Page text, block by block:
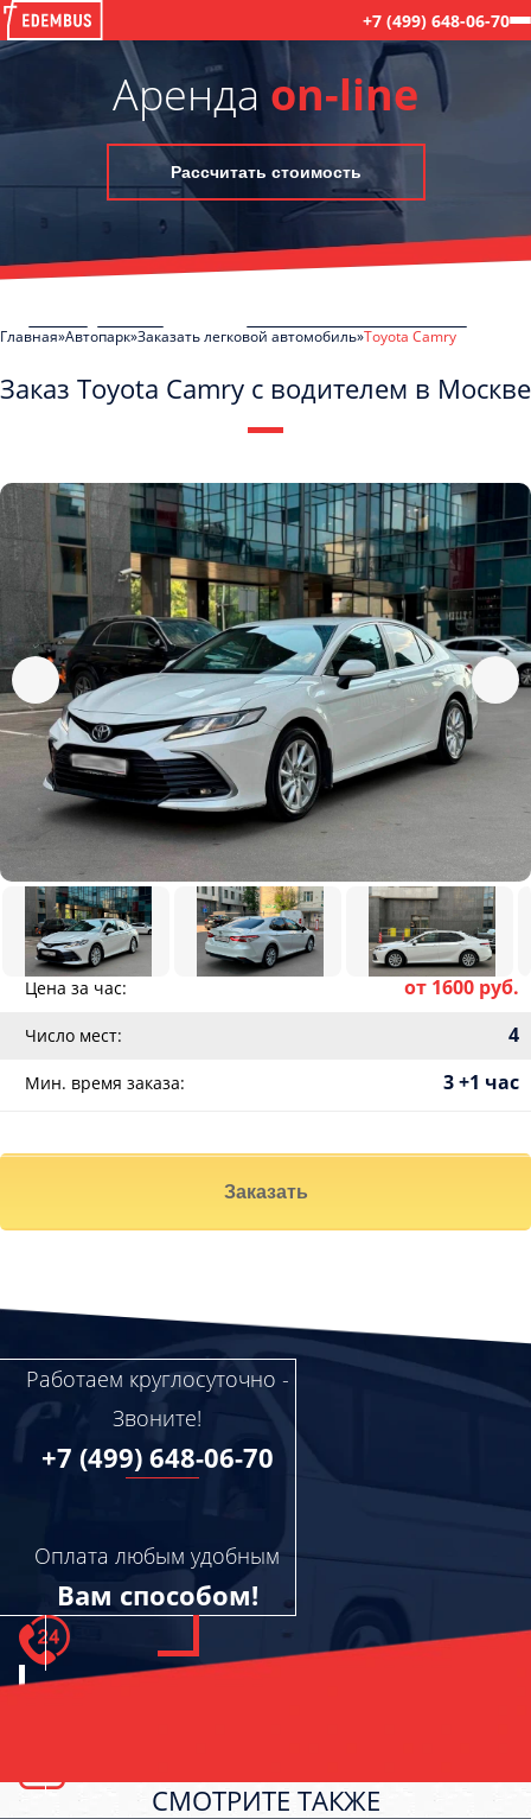
+7 (499) 648-06-70
Аренда on-line
Рассчитать стоимость
Главная Автопарк Заказать легковой автомобиль Toyota Camry
Заказ Toyota Camry с водителем в Москве
Цена за час: от 1600 руб.
Число мест: 4
Мин. время заказа: 3 +1 час
Заказать
Работаем круглосуточно -
Звоните!
+7 (499) 648-06-70
Оплата любым удобным
Вам способом!
СМОТРИТЕ ТАКЖЕ
обработку моих Персональных данных